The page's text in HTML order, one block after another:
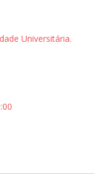
Universitária.